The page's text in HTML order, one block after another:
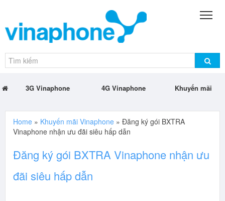
3G Vinaphone 4G Vinaphone Khuyến mãi
Home » Khuyến mãi Vinaphone » Đăng ký gói BXTRA
Vinaphone nhận ưu đãi siêu hấp dẫn
Đăng ký gói BXTRA Vinaphone nhận ưu
đãi siêu hấp dẫn